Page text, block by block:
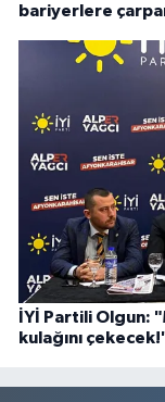
bariyerlere
İYİ Partili Olgun:
kulağını